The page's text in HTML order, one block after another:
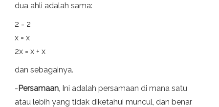
dua ahli adalah sama:
2 = 2
x = x
2x = x + x
dan sebagainya.
-Persamaan , Ini adalah persamaan di mana satu
atau lebih yang tidak diketahui muncul, dan benar